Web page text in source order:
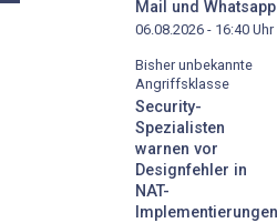
Mail und Whatsapp
06.08.2026 - 16:40 Uhr
Bisher unbekannte
Angriffsklasse
Security-
Spezialisten
warnen vor
Designfehler in
NAT-
Implementierungen